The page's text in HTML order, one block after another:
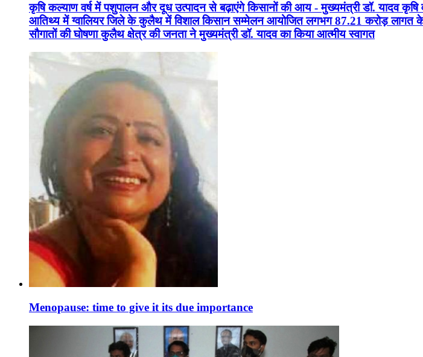
कृषि कल्याण वर्ष में पशुपालन और दूध उत्पादन से बढ़ाएंगे किसानों की आय - मुख्यमंत्री डॉ. यादव
आतिथ्य में ग्वालियर जिले के कुलैथ में विशाल किसान सम्मेलन आयोजित लगभग 87.21 करोड़ लागत के
सौगातों की घोषणा कुलैथ क्षेत्र की जनता ने मुख्यमंत्री डॉ. यादव का किया आत्मीय स्वागत
Menopause: time to give it its due importance